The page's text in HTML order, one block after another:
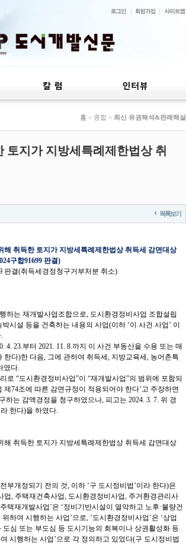
홈 > 종합 > 최신 유권해석&판례해설
지가 지방세특례제한법상 취
목록보기
취득한 토지가 지방세특례제한법상 취득세 감면대상
구합91699 판결)
판결(취득세경정청구거부처분 취소)
하는 재개발사업조합으로, 도시환경정비사업 조합설립
시설 등을 건축하는 내용의 사업(이하 ‘이 사건 사업’ 이
4. 23.부터 2021. 11. 8.까지 이 사건 부동산을 수용 또는 매
한다)한 다음, 그에 관하여 취득세, 지방교육세, 농어촌특
였다.
로 “도시환경정비사업”이 “재개발사업”의 범위에 포함되
74조에 따른 감면규정이 적용되어야 한다’고 주장하면
는 감액경정을 청구하였으나, 피고는 2024. 3. 7. 위 경
한다)을 하였다.
취득한 토지가 지방세특례제한법상 취득세 감면대상
부개정되기 전의 것, 이하 ‘구 도시정비법’이라 한다)은
업, 주택재건축사업, 도시환경정비사업, 주거환경관리사
택재개발사업’은 ‘정비기반시설이 열악하고 노후·불량건
하여 시행하는 사업’으로, ‘도시환경정비사업’은 ‘상업
심 또는 부도심 등 도시기능의 회복이나 상권활성화 등
시행하는 사업’으로 각 정의하고 있었다(구 도시정비법